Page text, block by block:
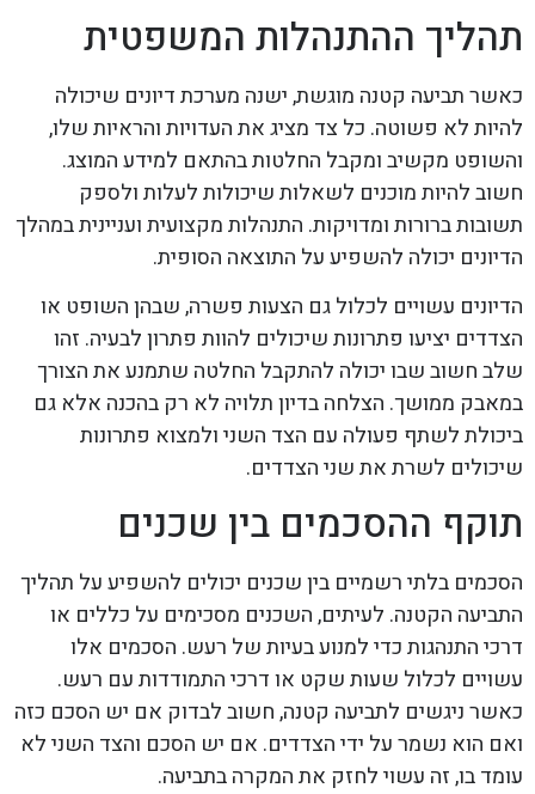
תהליך ההתנהלות המשפטית
כאשר תביעה קטנה מוגשת, ישנה מערכת דיונים שיכולה
להיות לא פשוטה. כל צד מציג את העדויות והראיות שלו,
והשופט מקשיב ומקבל החלטות בהתאם למידע המוצג.
חשוב להיות מוכנים לשאלות שיכולות לעלות ולספק
תשובות ברורות ומדויקות. התנהלות מקצועית ועניינית במהלך
הדיונים יכולה להשפיע על התוצאה הסופית.
הדיונים עשויים לכלול גם הצעות פשרה, שבהן השופט או
הצדדים יציעו פתרונות שיכולים להוות פתרון לבעיה. זהו
שלב חשוב שבו יכולה להתקבל החלטה שתמנע את הצורך
במאבק ממושך. הצלחה בדיון תלויה לא רק בהכנה אלא גם
ביכולת לשתף פעולה עם הצד השני ולמצוא פתרונות
שיכולים לשרת את שני הצדדים.
תוקף ההסכמים בין שכנים
הסכמים בלתי רשמיים בין שכנים יכולים להשפיע על תהליך
התביעה הקטנה. לעיתים, השכנים מסכימים על כללים או
דרכי התנהגות כדי למנוע בעיות של רעש. הסכמים אלו
עשויים לכלול שעות שקט או דרכי התמודדות עם רעש.
כאשר ניגשים לתביעה קטנה, חשוב לבדוק אם יש הסכם כזה
ואם הוא נשמר על ידי הצדדים. אם יש הסכם והצד השני לא
עומד בו, זה עשוי לחזק את המקרה בתביעה.